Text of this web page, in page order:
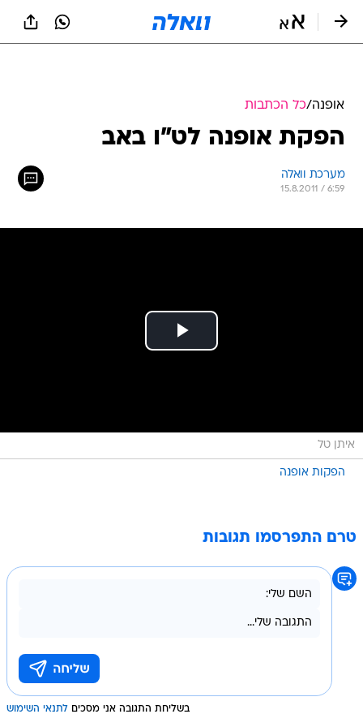
אופנה/כל הכתבות
הפקת אופנה לט"ו באב
מערכת וואלה
15.8.2011 / 6:59
איתן טל
הפקות אופנה
טרם התפרסמו תגובות
בשליחת התגובה אני מסכים לתנאי השימוש